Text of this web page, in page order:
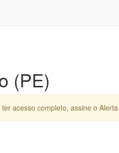
(PE)
acesso completo, assine o